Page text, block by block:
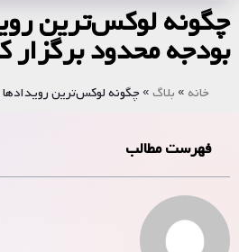
چگونه لوکس‌ترین
بودجه محدود برگزار
خانه»بلاگ»چگونه لوکس‌ترین رویدادها
فهرست مطالب